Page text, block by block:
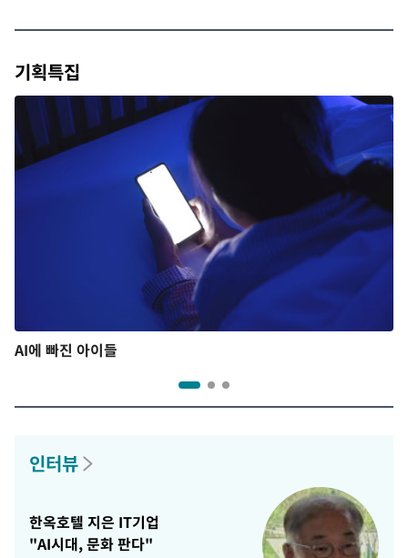
기획특집
AI에 빠진 아이들
인터뷰
한옥호텔 지은 IT기업
"AI시대, 문화 판다"